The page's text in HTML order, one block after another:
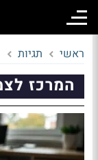
ראשי תגיות
המרכז